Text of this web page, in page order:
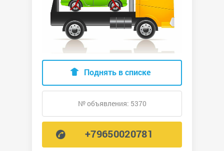
Поднять в списке
№ объявления: 5370
+79650020781